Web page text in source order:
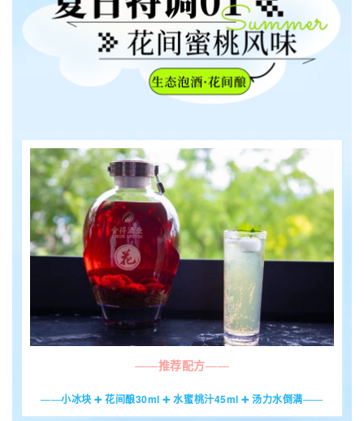
——推荐配方——
——小冰块 ➕ 花间酿30ml ➕ 水蜜桃汁45ml ➕ 汤力水倒满——